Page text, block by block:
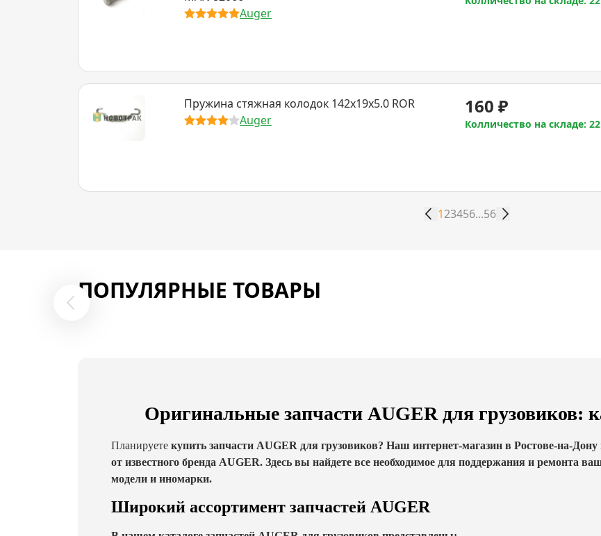
Auger
Пружина стяжная колодок 142x19x5.0 ROR
Auger
160 ₽
Колличество на складе:
123456...56
ПОПУЛЯРНЫЕ ТОВАРЫ
Оригинальные запчасти AUGER для грузовиков:
Планируете купить запчасти AUGER для грузовиков? Наш интернет-магазин в Ростове-на-
от известного бренда AUGER. Здесь вы найдете все необходимое для поддержания и ремонта
модели и иномарки.
Широкий ассортимент запчастей AUGER